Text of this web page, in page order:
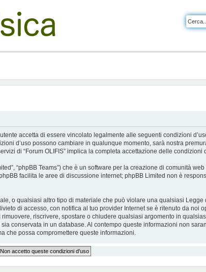
accetta di essere vincolato legalmente alle seguenti condizioni
d’uso possono cambiare in qualunque momento, sarà nostra
di “Forum OLIFIS” implica la completa accettazione delle condizioni
“phpBB Teams”) che è un software per la creazione di comunità
phpBB facilita le aree di discussione internet; phpBB Limited non è
o qualsiasi altro tipo di materiale che può violare una qualsiasi Legge
di accesso, con notifica al tuo provider Internet se è ritenuto da noi
riscrivere, spostare o chiudere qualsiasi argomento in
conservata in un database. Al contempo queste informazioni non
che possa compromettere queste informazioni.